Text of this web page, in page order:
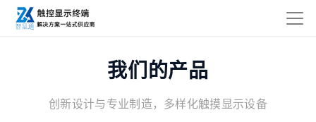
我们的产品
创新设计与专业制造，多样化触摸显示设备